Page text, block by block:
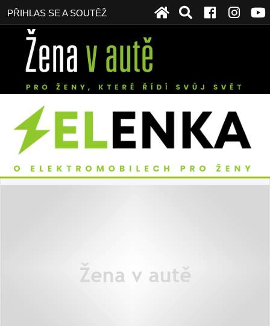
PŘIHLAS SE A SOUTĚŽ